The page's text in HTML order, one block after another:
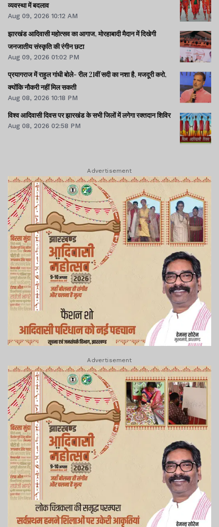
व्यवस्था में बदलाव
Aug 09, 2026 10:12 AM
झारखंड आदिवासी महोत्सव का आगाज, मोरहाबादी मैदान में दिखेगी
जनजातीय संस्कृति की रंगीन छटा
Aug 09, 2026 01:02 PM
प्रयागराज में राहुल गांधी बोले- रील 21वीं सदी का नशा है, मजदूरी करो,
क्योंकि नौकरी नहीं मिल सकती
Aug 08, 2026 10:18 PM
विश्व आदिवासी दिवस पर झारखंड के सभी जिलों में लगेगा रक्तदान शिविर
Aug 08, 2026 02:58 PM
Advertisement
Advertisement